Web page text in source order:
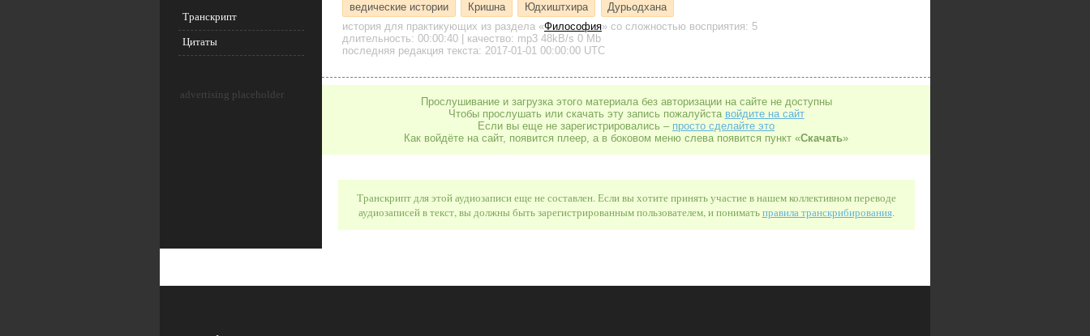
Транскрипт
Цитаты
advertising placeholder
ведические истории Кришна Юдхиштхира
Дурьодхана
история для практикующих из раздела «Философия» со сложностью восприятия: 5
длительность: 00:00:40 | качество: mp3 48kB/s 0 Mb
последняя редакция текста: 2017-01-01 00:00:00 UTC
Прослушивание и загрузка этого материала без авторизации на сайте не доступны
Чтобы прослушать или скачать эту запись пожалуйста войдите на сайт
Если вы еще не зарегистрировались – просто сделайте это
Как войдёте на сайт, появится плеер, а в боковом меню слева появится пункт «Скачать»
Транскрипт для этой аудиозаписи еще не составлен. Если вы хотите принять участие в нашем коллективном переводе
аудиозаписей в текст, вы должны быть зарегистрированным пользователем, и пониматьправила транскрибирования.